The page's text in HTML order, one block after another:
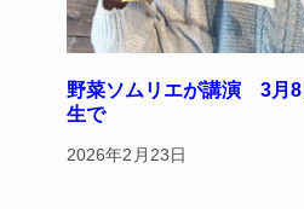
野菜ソムリエが講演 3月8
生で
2026年2月23日